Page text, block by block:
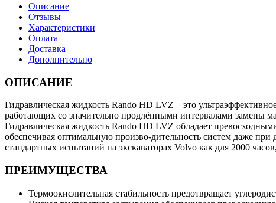
Описание
Отзывы
Характеристики
Оплата
Доставка
Дополнительно
ОПИСАНИЕ
Гидравлическая жидкость Rando HD LVZ – это
работающих со значительно продлёнными интервалами замены
Гидравлическая жидкость Rando HD LVZ обладает
обеспечивая оптимальную произво-дительность систем даже
стандартных испытаний на экскаваторах Volvo как для 2000
ПРЕИМУЩЕСТВА
Термоокислительная стабильность предотвращает